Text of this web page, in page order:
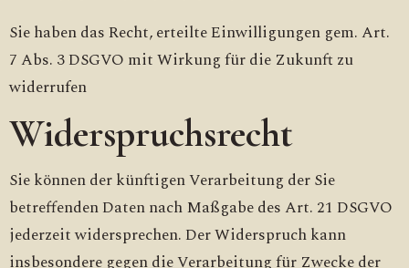
Sie haben das Recht, erteilte Einwilligungen gem. Art.
7 Abs. 3 DSGVO mit Wirkung für die Zukunft zu
widerrufen
Widerspruchsrecht
Sie können der künftigen Verarbeitung der Sie
betreffenden Daten nach Maßgabe des Art. 21 DSGVO
jederzeit widersprechen. Der Widerspruch kann
insbesondere gegen die Verarbeitung für Zwecke der